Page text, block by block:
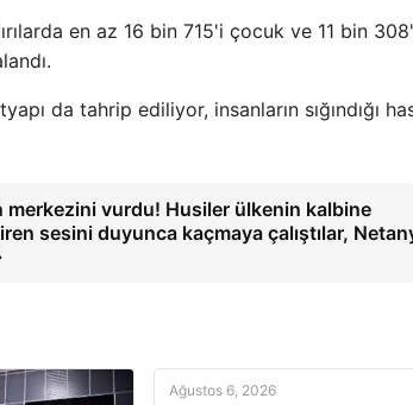
en az 16 bin 715'i çocuk ve 11 bin
da tahrip ediliyor, insanların sığındığı
merkezini vurdu! Husiler ülkenin kalbine
sesini duyunca kaçmaya çalıştılar,
Ağustos 6, 2026